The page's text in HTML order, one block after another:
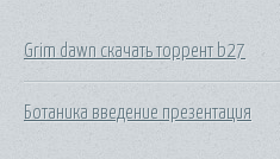
Grim dawn скачать торрент b27
Ботаника введение презентация